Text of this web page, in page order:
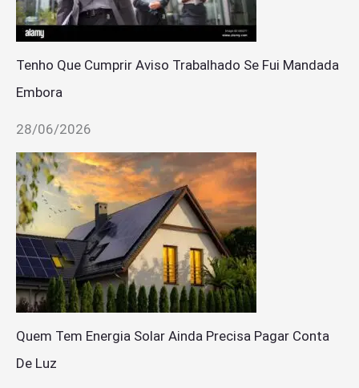
Tenho Que Cumprir Aviso Trabalhado Se Fui Mandada
Embora
28/06/2026
Quem Tem Energia Solar Ainda Precisa Pagar Conta
De Luz